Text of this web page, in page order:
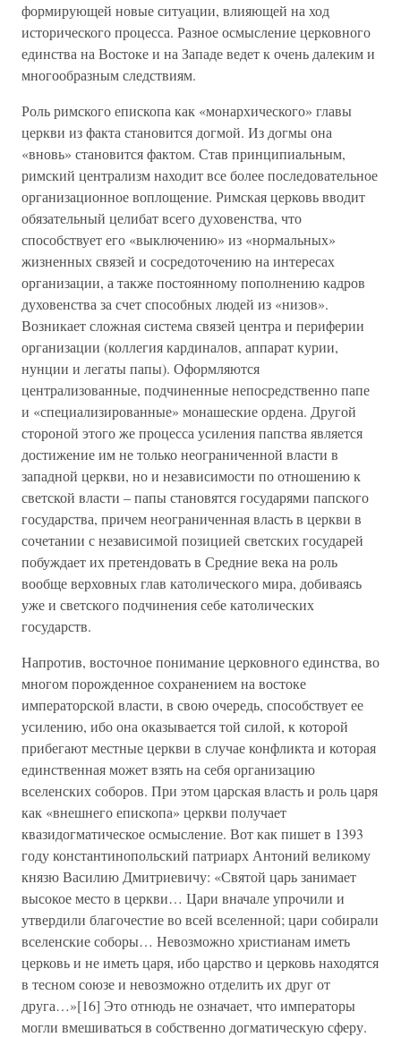
формирующей новые ситуации, влияющей на ход
исторического процесса. Разное осмысление церковного
единства на Востоке и на Западе ведет к очень далеким и
многообразным следствиям.
Роль римского епископа как «монархического» главы
церкви из факта становится догмой. Из догмы она
«вновь» становится фактом. Став принципиальным,
римский централизм находит все более последовательное
организационное воплощение. Римская церковь вводит
обязательный целибат всего духовенства, что
способствует его «выключению» из «нормальных»
жизненных связей и сосредоточению на интересах
организации, а также постоянному пополнению кадров
духовенства за счет способных людей из «низов».
Возникает сложная система связей центра и периферии
организации (коллегия кардиналов, аппарат курии,
нунции и легаты папы). Оформляются
централизованные, подчиненные непосредственно папе
и «специализированные» монашеские ордена. Другой
стороной этого же процесса усиления папства является
достижение им не только неограниченной власти в
западной церкви, но и независимости по отношению к
светской власти – папы становятся государями папского
государства, причем неограниченная власть в церкви в
сочетании с независимой позицией светских государей
побуждает их претендовать в Средние века на роль
вообще верховных глав католического мира, добиваясь
уже и светского подчинения себе католических
государств.
Напротив, восточное понимание церковного единства, во
многом порожденное сохранением на востоке
императорской власти, в свою очередь, способствует ее
усилению, ибо она оказывается той силой, к которой
прибегают местные церкви в случае конфликта и которая
единственная может взять на себя организацию
вселенских соборов. При этом царская власть и роль царя
как «внешнего епископа» церкви получает
квазидогматическое осмысление. Вот как пишет в 1393
году константинопольский патриарх Антоний великому
князю Василию Дмитриевичу: «Святой царь занимает
высокое место в церкви… Цари вначале упрочили и
утвердили благочестие во всей вселенной; цари собирали
вселенские соборы… Невозможно христианам иметь
церковь и не иметь царя, ибо царство и церковь находятся
в тесном союзе и невозможно отделить их друг от
друга…»[16] Это отнюдь не означает, что императоры
могли вмешиваться в собственно догматическую сферу.